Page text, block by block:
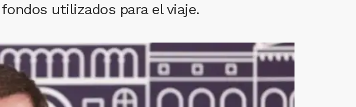
utilizados para el viaje.